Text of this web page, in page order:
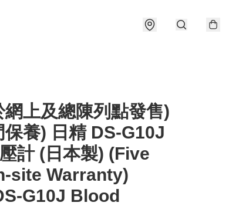
網上及總陳列點發售)
保養) 日精 DS-G10J
計 (日本製) (Five
site Warranty)
G10J Blood